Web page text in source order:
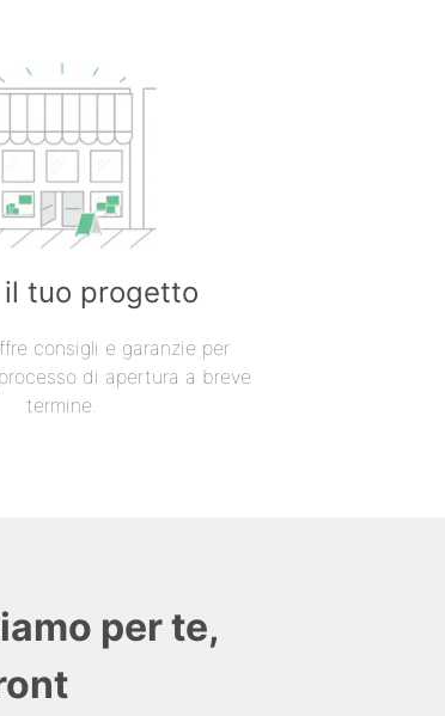
il tuo progetto
consigli e garanzie per
di apertura a breve
termine.
per te,